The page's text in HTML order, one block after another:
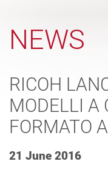
NEWS
RICOH
MODELLI A
FORMATO
21 June 2016